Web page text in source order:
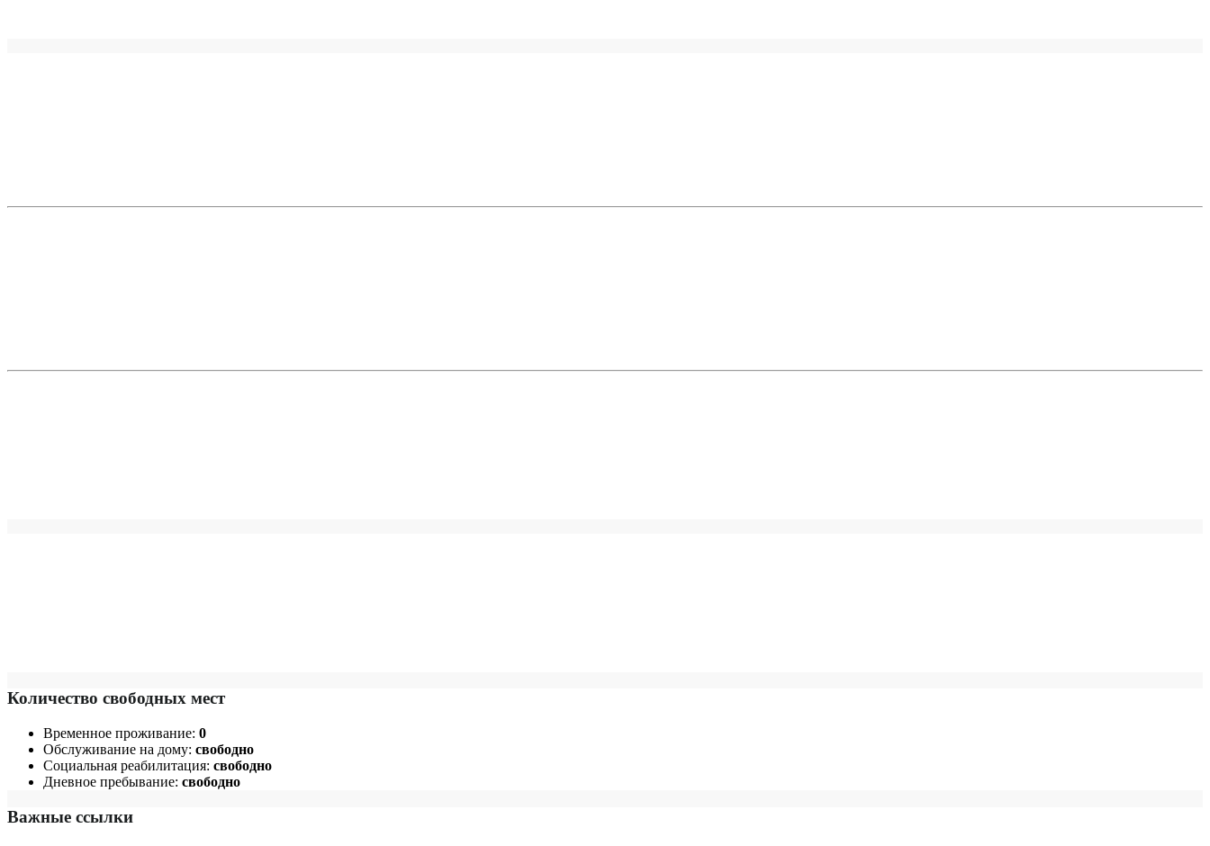
Количество свободных мест
Временное проживание: 0
Обслуживание на дому: свободно
Социальная реабилитация: свободно
Дневное пребывание: свободно
Важные ссылки